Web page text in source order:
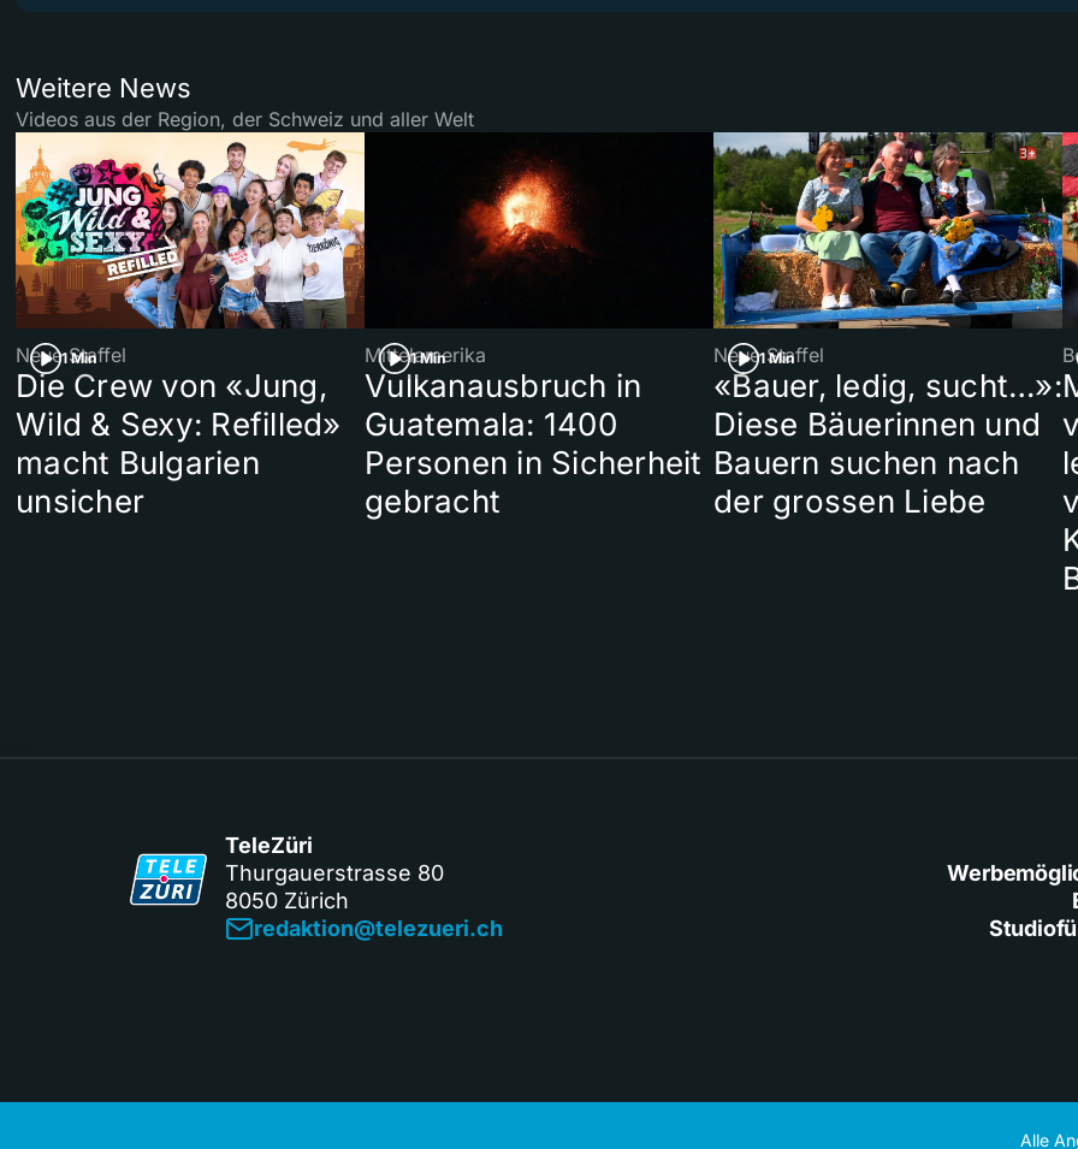
Weitere News
Videos aus der Region, der Schweiz und aller Welt
1 Min
Neue Staffel
Die Crew von «Jung,
Wild & Sexy: Refilled»
macht Bulgarien
unsicher
1 Min
Mittelamerika
Vulkanausbruch in
Guatemala: 1400
Personen in Sicherheit
gebracht
1 Min
Neue Staffel
«Bauer, ledig, sucht…»:
Diese Bäuerinnen und
Bauern suchen nach
der grossen Liebe
TeleZüri
Thurgauerstrasse 80
8050 Zürich
redaktion@telezueri.ch
Alle